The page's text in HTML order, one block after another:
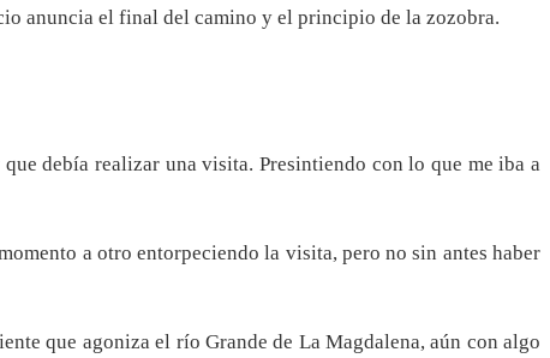
anuncia el final del camino y el principio de la zozobra.
debía realizar una visita. Presintiendo con lo que me iba a
a otro entorpeciendo la visita, pero no sin antes haber
que agoniza el río Grande de La Magdalena, aún con algo